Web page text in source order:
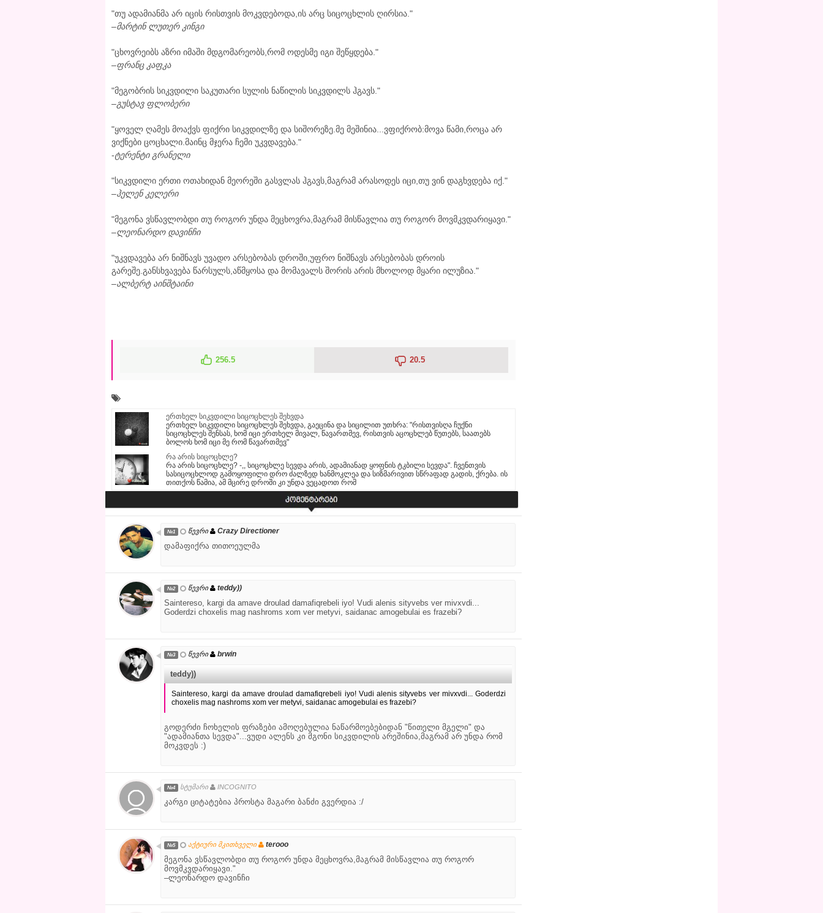
"თუ ადამიანმა არ იცის რისთვის მოკვდებოდა,ის არც სიცოცხლის ღირსია."
–მარტინ ლუთერ კინგი
"ცხოვრეიბს აზრი იმაში მდგომარეობს,რომ ოდესმე იგი შეწყდება."
–ფრანც კაფკა
"მეგობრის სიკვდილი საკუთარი სულის ნაწილის სიკვდილს ჰგავს."
–გუსტავ ფლობერი
"ყოველ ღამეს მოაქვს ფიქრი სიკვდილზე და სიშორეზე.მე მეშინია...ვფიქრობ:მოვა წამი,როცა არ
ვიქნები ცოცხალი.მაინც მჯერა ჩემი უკვდავება."
-ტერენტი გრანელი
"სიკვდილი ერთი ოთახიდან მეორეში გასვლას ჰგავს,მაგრამ არასოდეს იცი,თუ ვინ დაგხვდება იქ."
–ჰელენ კელერი
"მეგონა ვსწავლობდი თუ როგორ უნდა მეცხოვრა,მაგრამ მისწავლია თუ როგორ მოვმკვდარიყავი."
–ლეონარდო დავინჩი
"უკვდავება არ ნიშნავს უვადო არსებობას დროში,უფრო ნიშნავს არსებობას დროის
გარეშე.განსხვავება წარსულს,აწმყოსა და მომავალს შორის არის მხოლოდ მყარი ილუზია."
–ალბერტ აინშტაინი
256.5 20.5
ერთხელ სიკვდილი სიცოცხლეს შეხვდა
ერთხელ სიკვდილი სიცოცხლეს შეხვდა, გაეცინა და სიცილით უთხრა: "რისთვისღა ჩუქნი
სიცოცხლეს შენსას, ხომ იცი ერთხელ მივალ, წავართმევ, რისთვის აცოცხლებ წუთებს, საათებს
ბოლოს ხომ იცი მე რომ წავართმევ"
რა არის სიცოცხლე?
რა არის სიცოცხლე? -,, სიცოცხლე სევდა არის, ადამიანად ყოფნის ტკბილი სევდა". ჩვენთვის
სასიცოცხლოდ გამოყოფილი დრო ძალზედ ხანმოკლეა და სიზმარივით სწრაფად გადის, ქრება. ის
თითქოს წამია, ამ მცირე დროში კი უნდა ვეცადოთ რომ
№1 წევრი Crazy Directioner
დამაფიქრა თითოეულმა
№2 წევრი teddy))
Saintereso, kargi da amave droulad damafiqrebeli iyo! Vudi alenis sityvebs ver mivxvdi...
Goderdzi choxelis mag nashroms xom ver metyvi, saidanac amogebulai es frazebi?
№3 წევრი brwin
teddy))
Saintereso, kargi da amave droulad damafiqrebeli iyo! Vudi alenis sityvebs ver mivxvdi... Goderdzi
choxelis mag nashroms xom ver metyvi, saidanac amogebulai es frazebi?
გოდერძი ჩოხელის ფრაზები ამოღებულია ნაწარმოებებიდან "წითელი მგელი" და
"ადამიანთა სევდა"...ვუდი ალენს კი მგონი სიკვდილის არეშინია,მაგრამ არ უნდა რომ
მოკვდეს :)
№4 სტუმარი INCOGNITO
კარგი ციტატებია პროსტა მაგარი ბანძი გვერდია :/
№5 აქტიური მკითხველი terooo
მეგონა ვსწავლობდი თუ როგორ უნდა მეცხოვრა,მაგრამ მისწავლია თუ როგორ
მოვმკვდარიყავი."
–ლეონარდო დავინჩი